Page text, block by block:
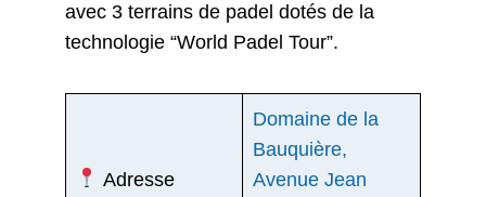
avec 3 terrains de padel dotés de la
technologie “World Padel Tour”.
Adresse
Domaine de la
Bauquière,
Avenue Jean